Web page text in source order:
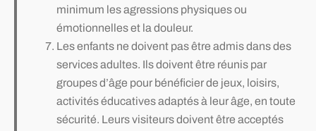
minimum les agressions physiques ou
émotionnelles et la douleur.
Les enfants ne doivent pas être admis dans des
services adultes. Ils doivent être réunis par
groupes d’âge pour bénéficier de jeux, loisirs,
activités éducatives adaptés à leur âge, en toute
sécurité. Leurs visiteurs doivent être acceptés